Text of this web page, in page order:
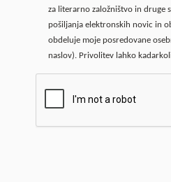
za literarno založništvo in druge
pošiljanja elektronskih novic in
obdeluje moje posredovane
naslov). Privolitev lahko